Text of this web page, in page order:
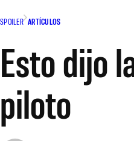
SPOILER ARTÍCULOS
Esto dijo
piloto